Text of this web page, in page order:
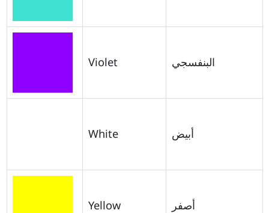
Violet البنفسجي
White أبيض
Yellow أصفر